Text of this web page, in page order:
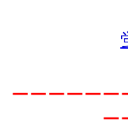
ーーーーーー
ー